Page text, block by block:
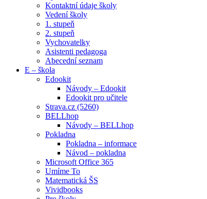
Kontaktní údaje školy
Vedení školy
1. stupeň
2. stupeň
Vychovatelky
Asistenti pedagoga
Abecední seznam
E – škola
Edookit
Návody – Edookit
Edookit pro učitele
Strava.cz (5260)
BELLhop
Návody – BELLhop
Pokladna
Pokladna – informace
Návod – pokladna
Microsoft Office 365
Umíme To
Matematická ŠS
Vividbooks